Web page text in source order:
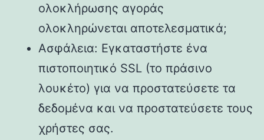
ολοκλήρωσης αγοράς
ολοκληρώνεται αποτελεσματικά;
Ασφάλεια: Εγκαταστήστε ένα
πιστοποιητικό SSL (το πράσινο
λουκέτο) για να προστατεύσετε τα
δεδομένα και να προστατεύσετε τους
χρήστες σας.